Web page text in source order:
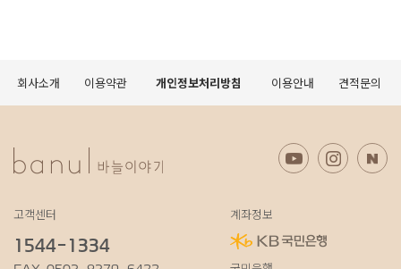
회사소개 이용약관 개인정보처리방침 이용안내 견적문의
고객센터
1544-1334
계좌정보